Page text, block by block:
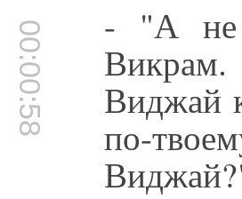
00:00:58 - "А не
Виджай
по-